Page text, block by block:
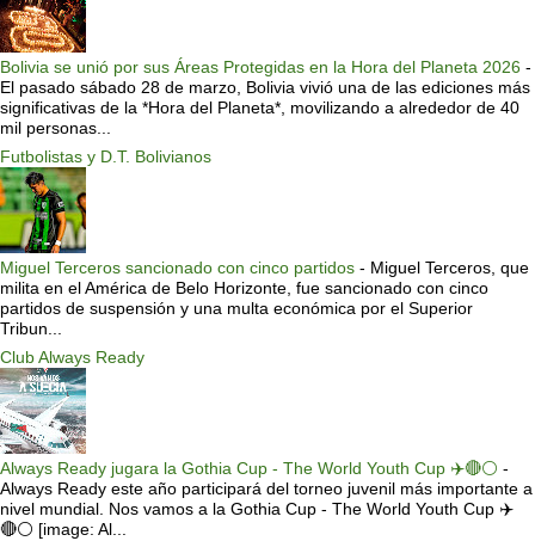
Bolivia se unió por sus Áreas Protegidas en la Hora del Planeta 2026 -
El pasado sábado 28 de marzo, Bolivia vivió una de las ediciones más
significativas de la *Hora del Planeta*, movilizando a alrededor de 40
mil personas...
Futbolistas y D.T. Bolivianos
Miguel Terceros sancionado con cinco partidos - Miguel Terceros, que
milita en el América de Belo Horizonte, fue sancionado con cinco
partidos de suspensión y una multa económica por el Superior
Tribun...
Club Always Ready
Always Ready jugara la Gothia Cup - The World Youth Cup ✈️🔴⚪️ -
Always Ready este año participará del torneo juvenil más importante a
nivel mundial. Nos vamos a la Gothia Cup - The World Youth Cup ✈️
🔴⚪️ [image: Al...